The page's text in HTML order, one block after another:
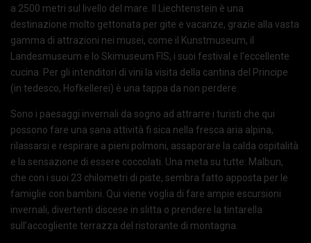
a 2500 metri sul livello del mare. Il Liechtenstein è una
destinazione molto gettonata per gite e vacanze, grazie alla vasta
gamma di attrazioni nei musei, come il Kunstmuseum, il
Landesmuseum e lo Skimuseum FIS, i suoi festival e l’eccellente
cucina. Per gli intenditori di vini la visita della cantina del Principe
(in tedesco, Hofkellerei) è una tappa da non perdere.
Sono i paesaggi invernali da sogno ad attrarre i turisti che qui
possono fare una sana attività fi sica nella fresca aria alpina,
rilassarsi e respirare a pieni polmoni, assaporare la calda ospitalità
e la sensazione di essere coccolati. Una meta su tutte: Malbun,
che con i suoi 23 chilometri di piste, sembra fatto apposta per le
famiglie con bambini. Qui viene voglia di fare ampie escursioni
invernali, divertenti discese in slitta o prendere la tintarella
sull’accogliente terrazza del ristorante di montagna.